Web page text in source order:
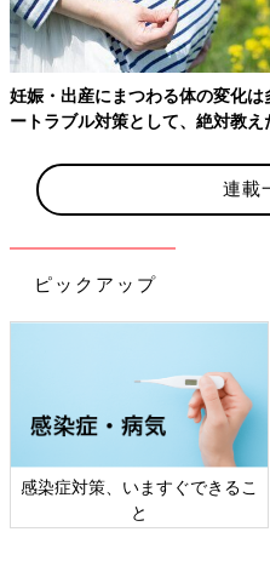
出典：Instagramアカウント「asami」
asamiさんは、冷製パスタを作
ておいた出汁をかき氷機で削
い季節にぴったりですよね！
めんつゆであっさりパス
妊娠・出産にまつわる体の変化
ートラブル対策として、絶対教
連載
ピックアップ
感染症対策、いますぐできるこ
と